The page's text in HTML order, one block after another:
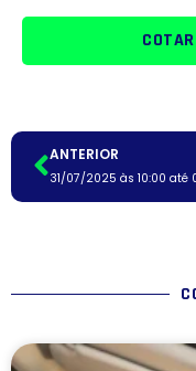
ANTERIOR